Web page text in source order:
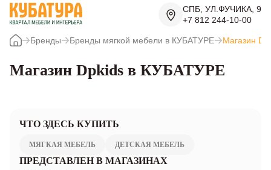
СПБ, УЛ.ФУЧИКА, 9
+7 812 244-10-00
Бренды Бренды мягкой мебели в КУБАТУРЕ Магазин
Магазин Dpkids в КУБАТУРЕ
ЧТО ЗДЕСЬ КУПИТЬ
МЯГКАЯ МЕБЕЛЬ ДЕТСКАЯ МЕБЕЛЬ
ПРЕДСТАВЛЕН В МАГАЗИНАХ